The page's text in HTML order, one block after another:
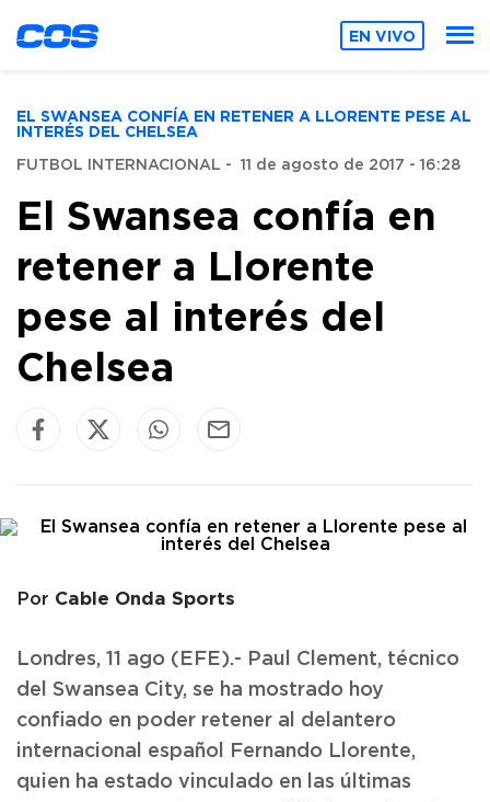
EN VIVO
EL SWANSEA CONFÍA EN RETENER A LLORENTE PESE AL
INTERÉS DEL CHELSEA
FUTBOL INTERNACIONAL - 11 de agosto de 2017 - 16:28
El Swansea confía en
retener a Llorente
pese al interés del
Chelsea
Por Cable Onda Sports
Londres, 11 ago (EFE).- Paul Clement, técnico
del Swansea City, se ha mostrado hoy
confiado en poder retener al delantero
internacional español Fernando Llorente,
quien ha estado vinculado en las últimas